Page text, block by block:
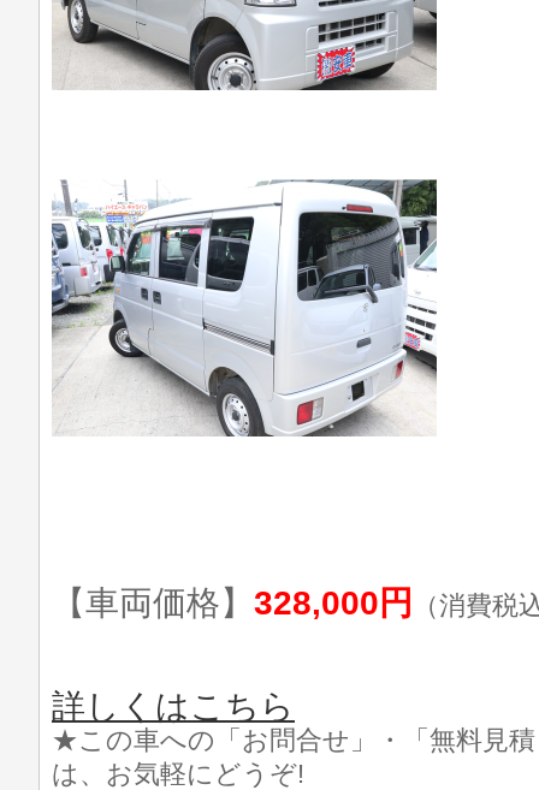
【車両価格】 328,000円 （消費税
詳しくはこちら
★この車への「お問合せ」・「無料見
は、お気軽にどうぞ!